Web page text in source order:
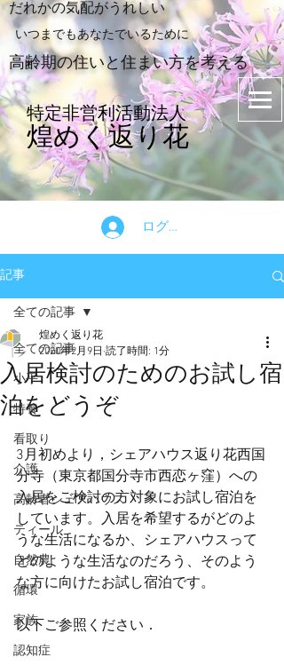
​だれかの気配がうれしい
​いつまでもあなたでいるために
​高齢期の住いと住まい方を考える
特定非営利活動法人
煌めく返り花
ログイン
記事
全ての記事
小平
特養
看取り
介護
高齢者シェアハウス
ティール
自然農
循環
家族
認知症
全ての記事
入居検討のためのお試し宿
泊をどうぞ
煌めく返り花
2020年2月9日 読了時間: 1分
3月初めより，シェアハウス返り花西国
分寺（東京都国分寺市西恋ヶ窪）への
入居をご検討の方対象にお試し宿泊を
しています。入居を希望するがどのよ
うな生活になるか、シェアハウスって
どのような生活なのだろう、そのよう
な方に向けたお試し宿泊です。
以下ご参照ください．